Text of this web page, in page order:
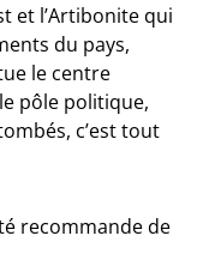
et l’Artibonite qui
du pays,
le centre
pôle politique,
c’est tout
recommande de